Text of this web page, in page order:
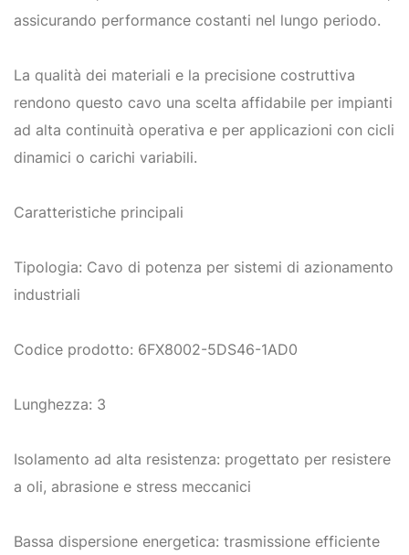
assicurando performance costanti nel lungo periodo.
La qualità dei materiali e la precisione costruttiva
rendono questo cavo una scelta affidabile per impianti
ad alta continuità operativa e per applicazioni con cicli
dinamici o carichi variabili.
Caratteristiche principali
Tipologia: Cavo di potenza per sistemi di azionamento
industriali
Codice prodotto: 6FX8002-5DS46-1AD0
Lunghezza: 3
Isolamento ad alta resistenza: progettato per resistere
a oli, abrasione e stress meccanici
Bassa dispersione energetica: trasmissione efficiente